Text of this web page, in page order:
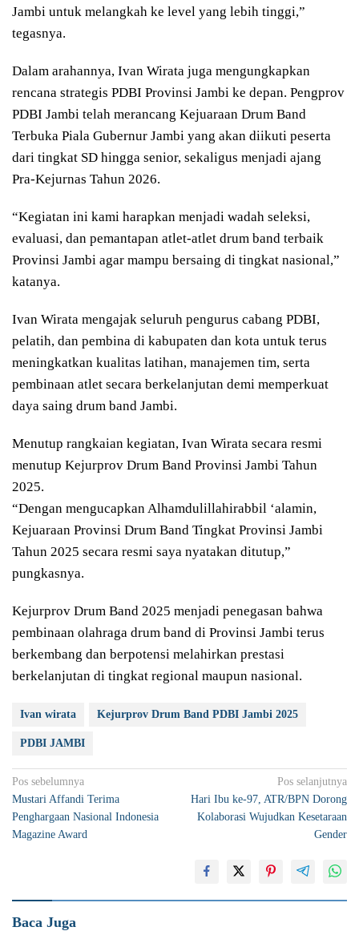
Jambi untuk melangkah ke level yang lebih tinggi,”
tegasnya.
Dalam arahannya, Ivan Wirata juga mengungkapkan
rencana strategis PDBI Provinsi Jambi ke depan. Pengprov
PDBI Jambi telah merancang Kejuaraan Drum Band
Terbuka Piala Gubernur Jambi yang akan diikuti peserta
dari tingkat SD hingga senior, sekaligus menjadi ajang
Pra-Kejurnas Tahun 2026.
“Kegiatan ini kami harapkan menjadi wadah seleksi,
evaluasi, dan pemantapan atlet-atlet drum band terbaik
Provinsi Jambi agar mampu bersaing di tingkat nasional,”
katanya.
Ivan Wirata mengajak seluruh pengurus cabang PDBI,
pelatih, dan pembina di kabupaten dan kota untuk terus
meningkatkan kualitas latihan, manajemen tim, serta
pembinaan atlet secara berkelanjutan demi memperkuat
daya saing drum band Jambi.
Menutup rangkaian kegiatan, Ivan Wirata secara resmi
menutup Kejurprov Drum Band Provinsi Jambi Tahun
2025.
“Dengan mengucapkan Alhamdulillahirabbil ‘alamin,
Kejuaraan Provinsi Drum Band Tingkat Provinsi Jambi
Tahun 2025 secara resmi saya nyatakan ditutup,”
pungkasnya.
Kejurprov Drum Band 2025 menjadi penegasan bahwa
pembinaan olahraga drum band di Provinsi Jambi terus
berkembang dan berpotensi melahirkan prestasi
berkelanjutan di tingkat regional maupun nasional.
Ivan wirata Kejurprov Drum Band PDBI Jambi 2025
PDBI JAMBI
Navigasi
pos
Pos sebelumnya
Mustari Affandi Terima
Penghargaan Nasional Indonesia
Magazine Award
Pos selanjutnya
Hari Ibu ke-97, ATR/BPN Dorong
Kolaborasi Wujudkan Kesetaraan
Gender
Baca Juga